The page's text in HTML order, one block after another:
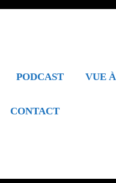
PODCAST VUE
CONTACT